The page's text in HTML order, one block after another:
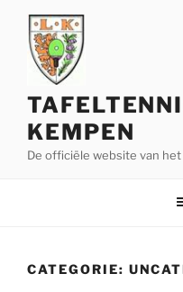
inhoud
KEMPEN
De officiële website van
CATEGORIE: